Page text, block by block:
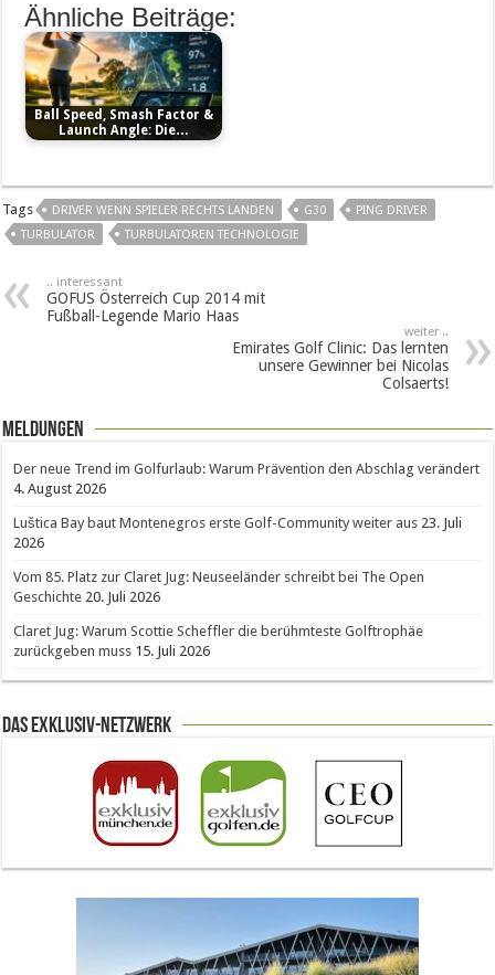
Ähnliche Beiträge:
Ball Speed, Smash Factor &
Launch Angle: Die…
Tags DRIVER WENN SPIELER RECHTS LANDEN G30
PING DRIVER
TURBULATOR
TURBULATOREN TECHNOLOGIE
.. interessant
GOFUS Österreich Cup 2014 mit
Fußball-Legende Mario Haas
weiter ..
Emirates Golf Clinic: Das lernten
unsere Gewinner bei Nicolas
Colsaerts!
Meldungen
Der neue Trend im Golfurlaub: Warum Prävention den Abschlag verändert
4. August 2026
Luštica Bay baut Montenegros erste Golf-Community weiter aus 23. Juli
2026
Vom 85. Platz zur Claret Jug: Neuseeländer schreibt bei The Open
Geschichte 20. Juli 2026
Claret Jug: Warum Scottie Scheffler die berühmteste Golftrophäe
zurückgeben muss 15. Juli 2026
Das Exklusiv-Netzwerk